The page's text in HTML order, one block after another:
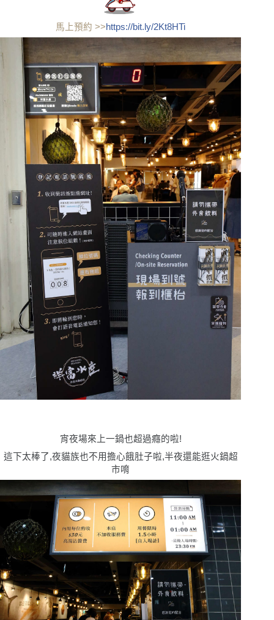
馬上預約 >>https://bit.ly/2Kt8HTi
宵夜場來上一鍋也超過癮的啦!
這下太棒了,夜貓族也不用擔心餓肚子啦,半夜還能逛火鍋超
市唷